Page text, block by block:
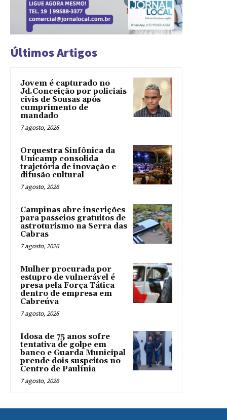
Últimos Artigos
Jovem é capturado no
Jd.Conceição por policiais
civis de Sousas após
cumprimento de
mandado
7 agosto, 2026
Orquestra Sinfônica da
Unicamp consolida
trajetória de inovação e
difusão cultural
7 agosto, 2026
Campinas abre inscrições
para passeios gratuitos de
astroturismo na Serra das
Cabras
7 agosto, 2026
Mulher procurada por
estupro de vulnerável é
presa pela Força Tática
dentro de empresa em
Cabreúva
7 agosto, 2026
Idosa de 75 anos sofre
tentativa de golpe em
banco e Guarda Municipal
prende dois suspeitos no
Centro de Paulínia
7 agosto, 2026